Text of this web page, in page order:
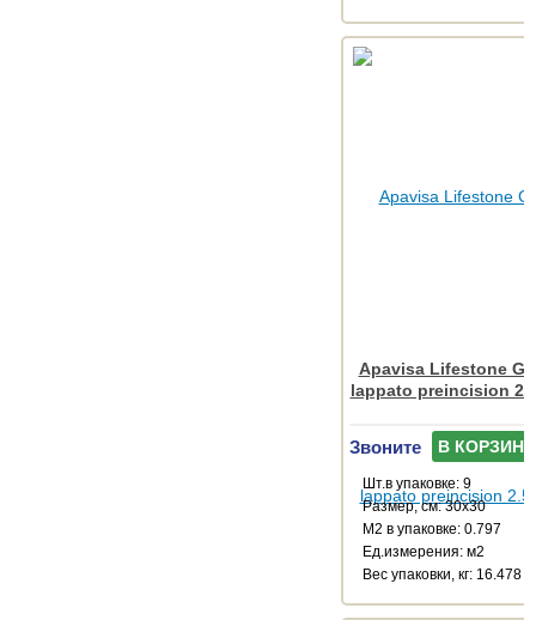
Apavisa Lifestone
lappato preincision
Звоните В КОРЗИНУ
Шт.в упаковке: 9
Размер, см: 30x30
М2 в упаковке: 0.797
Ед.измерения: м2
Веc упаковки, кг: 16.478